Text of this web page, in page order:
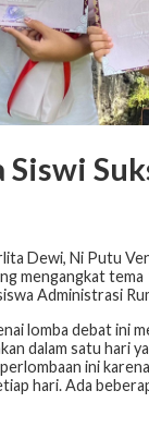
Dewi, Ni Putu
mengangkat tema
Administrasi
lomba debat ini
dalam satu hari
ini
hari. Ada